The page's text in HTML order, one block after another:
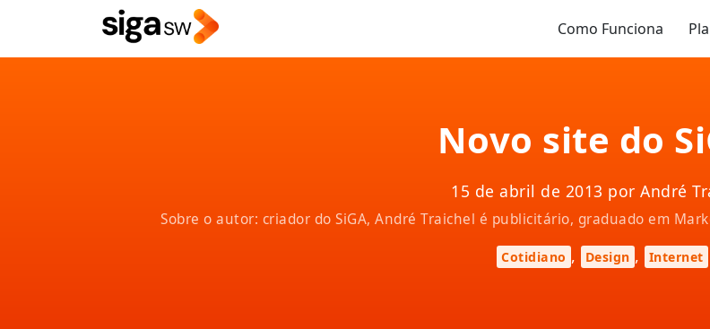
Como Funciona
Novo site do
15 de abril de 2013 por André
Sobre o autor: criador do SiGA, André Traichel é publicitário, graduado em
Cotidiano , Design , Internet